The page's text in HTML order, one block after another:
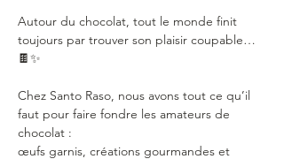
Autour du chocolat, tout le monde finit
toujours par trouver son plaisir coupable…
🍫✨
Chez Santo Raso, nous avons tout ce qu’il
faut pour faire fondre les amateurs de
chocolat :
œufs garnis, créations gourmandes et